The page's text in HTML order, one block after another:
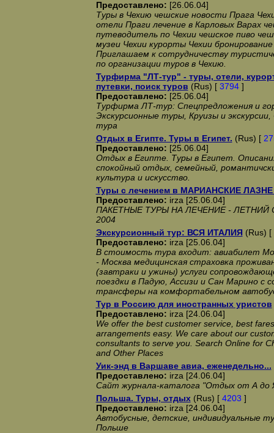
Предоставлено: [26.06.04]
Туры в Чехию чешские новости Прага
отели Праги лечение в Карловых Варах
путеводитель по Чехии чешское пиво
музеи Чехии курорты Чехии
Приглашаем к сотрудничеству
по организации туров в Чехию.
Турфирма "ЛТ-тур" - туры, отели,
путевки, поиск туров (Rus) [ 3794]
Предоставлено: [25.06.04]
Турфирма ЛТ-тур: Спецпредложения и
Экскурсионные туры, Круизы и
тура
Отдых в Египте. Туры в Египет. (Rus) [
Предоставлено: [25.06.04]
Отдых в Египте. Туры в Египет.
спокойный отдых, семейный,
культура и искусство.
Туры с лечением в МАРИАНСКИЕ ЛАЗНЕ
Предоставлено: irza [25.06.04]
ПАКЕТНЫЕ ТУРЫ НА ЛЕЧЕНИЕ - ЛЕТНИЙ
2004
Экскурсионный тур: ВСЯ ИТАЛИЯ (Rus) [
Предоставлено: irza [25.06.04]
В стоимость тура входит: авиабилет
- Москва медицинская страховка
(завтраки и ужины) услуги
поездки в Падую, Ассизи и Сан Марино с
трансферы на комфортабельном
Тур в Россию для иностранных уристов
Предоставлено: irza [24.06.04]
We offer the best customer service, best
arrangements easy. We care about our
consultants to serve you. Search Online for
and Other Places
Уик-энд в Варшаве авиа, еженедельно...
Предоставлено: irza [24.06.04]
Сайт журнала-каталога "Отдых от А до
Польша. Туры, отдых(Rus) [ 4203 ]
Предоставлено: irza [24.06.04]
Автобусные, детские, индивидуальные
Польше